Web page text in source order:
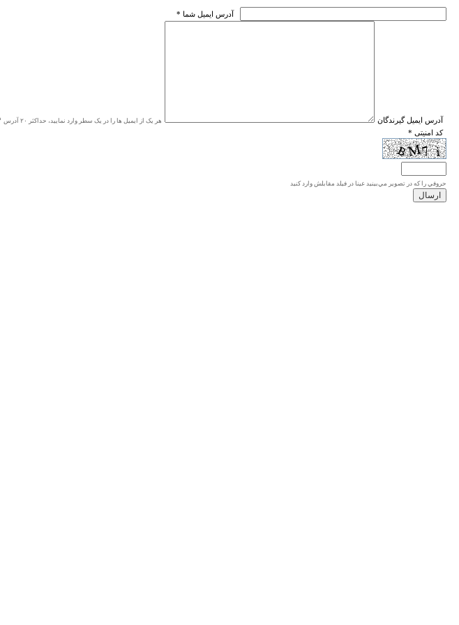
* آدرس ايميل شما
* آدرس ايميل گيرندگان هر یک از ایمیل ها را در یک سطر وارد نمایید، حداکثر ۲۰ آدرس
* کد امنیتی
حروفي را كه در تصوير مي‌بينيد عينا در فيلد مقابلش وارد كنيد